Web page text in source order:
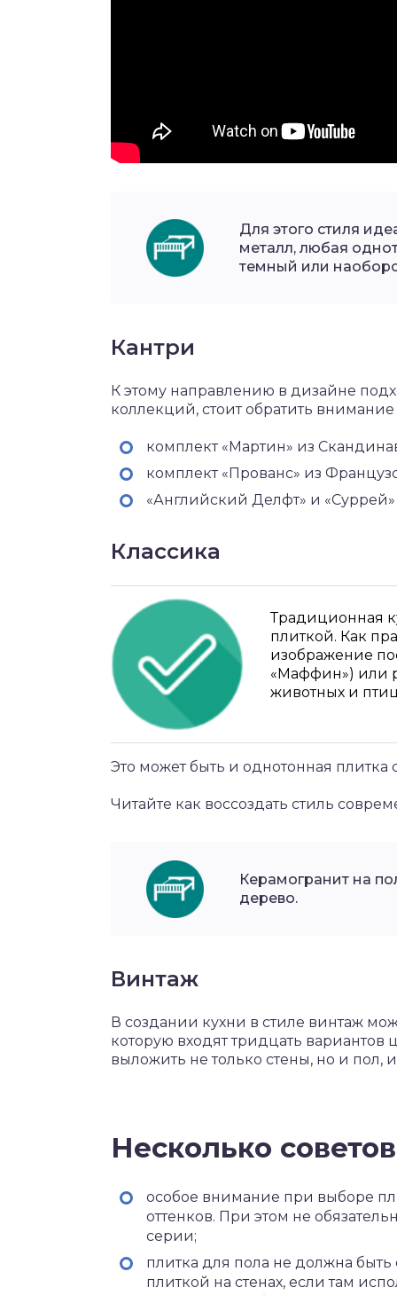
Для этого стиля
металл, любая
темный или
Кантри
К этому направлению в дизайне
коллекций, стоит обратить
комплект «Мартин» из
комплект «Прованс» из
«Английский Делфт» и
Классика
Традиционная
плиткой. Как
изображение
«Маффин») или
животных и
Это может быть и однотонная плитка
Читайте как воссоздать стиль
Керамогранит на
дерево.
Винтаж
В создании кухни в стиле винтаж
которую входят тридцать
выложить не только стены, но и пол,
Несколько
особое внимание при выборе
оттенков. При этом не
серии;
плитка для пола не должна быть
плиткой на стенах, если там